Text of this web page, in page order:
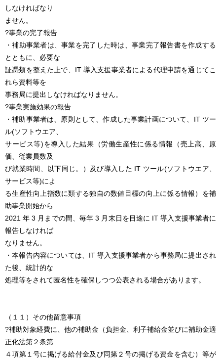
しなければなり
ません。
?事業の完了報告
・補助事業者は、事業を完了した時は、事業完了報告書を作成する
とともに、必要な
証憑類を整えた上で、IT 導入支援事業者による代理申請を通じてこ
れら資料等を
事務局に提出しなければなりません。
?事業実施効果の報告
・補助事業者は、原則として、作成した事業計画について、IT ツー
ル(ソフトウエア、
サービス等)を導入した結果（労働生産性に係る情報（売上高、原
価、従業員数及
び就業時間、以下同じ。）及び導入した IT ツール(ソフトウエア、
サービス等)によ
る生産性向上指数に類する独自の数値目標の向上に係る情報）を補
助事業開始から
2021 年 3 月までの間、毎年 3 月末日を目途に IT 導入支援事業者に
報告しなければ
なりません。
・本報告内容については、IT 導入支援事業者から事務局に提出され
た後、統計的な
処理等をされて匿名性を確保しつつ公表される場合があります。
（１１）その他留意事項
?補助対象経費に、他の補助金（負担金、利子補給金並びに補助金適
正化法第２条第
４項第１号に掲げる給付金及び同第２号の掲げる資金を含む）等が